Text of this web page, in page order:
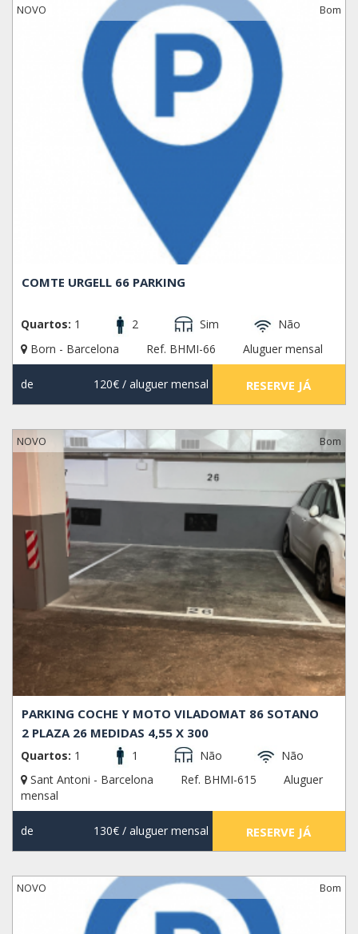
NOVO Bom
COMTE URGELL 66 PARKING
Quartos: 1 2 Sim
Não
Born - Barcelona
Ref. BHMI-66 Aluguer mensal
de 120€/ aluguer mensal RESERVE JÁ
NOVO Bom
PARKING COCHE Y MOTO VILADOMAT 86 SOTANO
2 PLAZA 26 MEDIDAS 4,55 X 300
Quartos: 1 1 Não
Não
Sant Antoni - Barcelona
Ref. BHMI-615
Aluguer
mensal
de 130€/ aluguer mensal RESERVE JÁ
NOVO Bom